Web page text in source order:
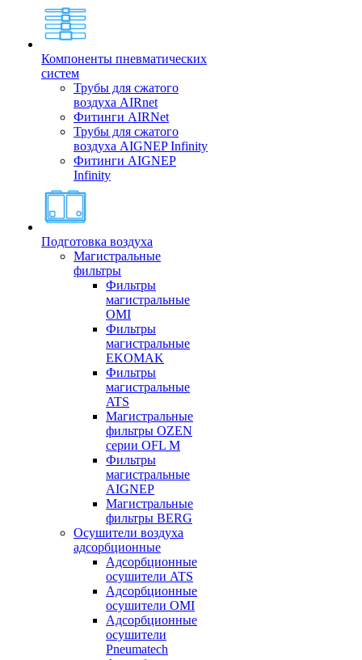
Компоненты пневматических
систем
Трубы для сжатого
воздуха AIRnet
Фитинги AIRNet
Трубы для сжатого
воздуха AIGNEP Infinity
Фитинги AIGNEP
Infinity
Подготовка воздуха
Магистральные
фильтры
Фильтры
магистральные
OMI
Фильтры
магистральные
EKOMAK
Фильтры
магистральные
ATS
Магистральные
фильтры OZEN
серии OFL M
Фильтры
магистральные
AIGNEP
Магистральные
фильтры BERG
Осушители воздуха
адсорбционные
Адсорбционные
осушители ATS
Адсорбционные
осушители OMI
Адсорбционные
осушители
Pneumatech